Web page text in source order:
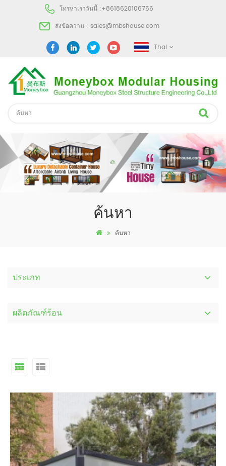
โทรหาเราวันนี้ :+8618620106756
ส่งข้อความ : sales@mbshouse.com
Thai
ค้นหา
ค้นหา
ประเภท
ผลิตภัณฑ์ร้อน